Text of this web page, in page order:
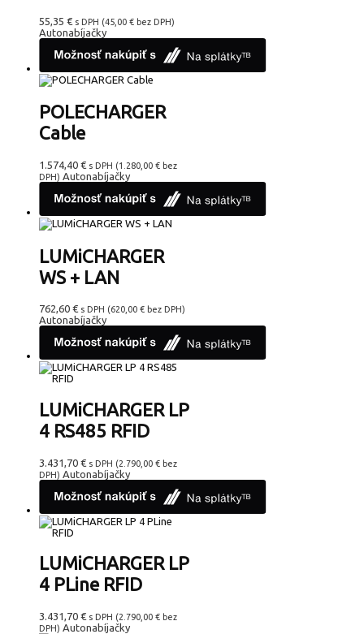
55,35 € s DPH (45,00 € bez DPH)
Autonabíjačky
POLECHARGER
Cable
1.574,40 € s DPH (1.280,00 € bez
DPH) Autonabíjačky
LUMiCHARGER
WS + LAN
762,60 € s DPH (620,00 € bez DPH)
Autonabíjačky
LUMiCHARGER LP
4 RS485 RFID
3.431,70 € s DPH (2.790,00 € bez
DPH) Autonabíjačky
LUMiCHARGER LP
4 PLine RFID
3.431,70 € s DPH (2.790,00 € bez
DPH) Autonabíjačky